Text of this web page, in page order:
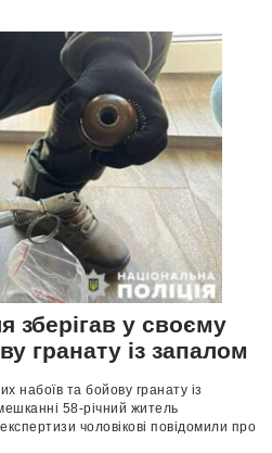
зберігав у своєму
гранату із запалом
набоїв та бойову гранату із
58-річний житель
чоловікові повідомили про